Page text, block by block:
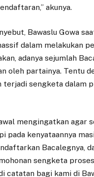
akunya.
Bawaslu Gowa
dalam melakukan
adanya sejumlah
oleh partainya. Tentu
terjadi sengketa dalam
mengingatkan agar
pada kenyataannya
Bacalegnya,
sengketa
catatan bagi kami di